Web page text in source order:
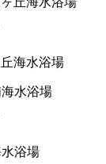
海水浴場
浴場